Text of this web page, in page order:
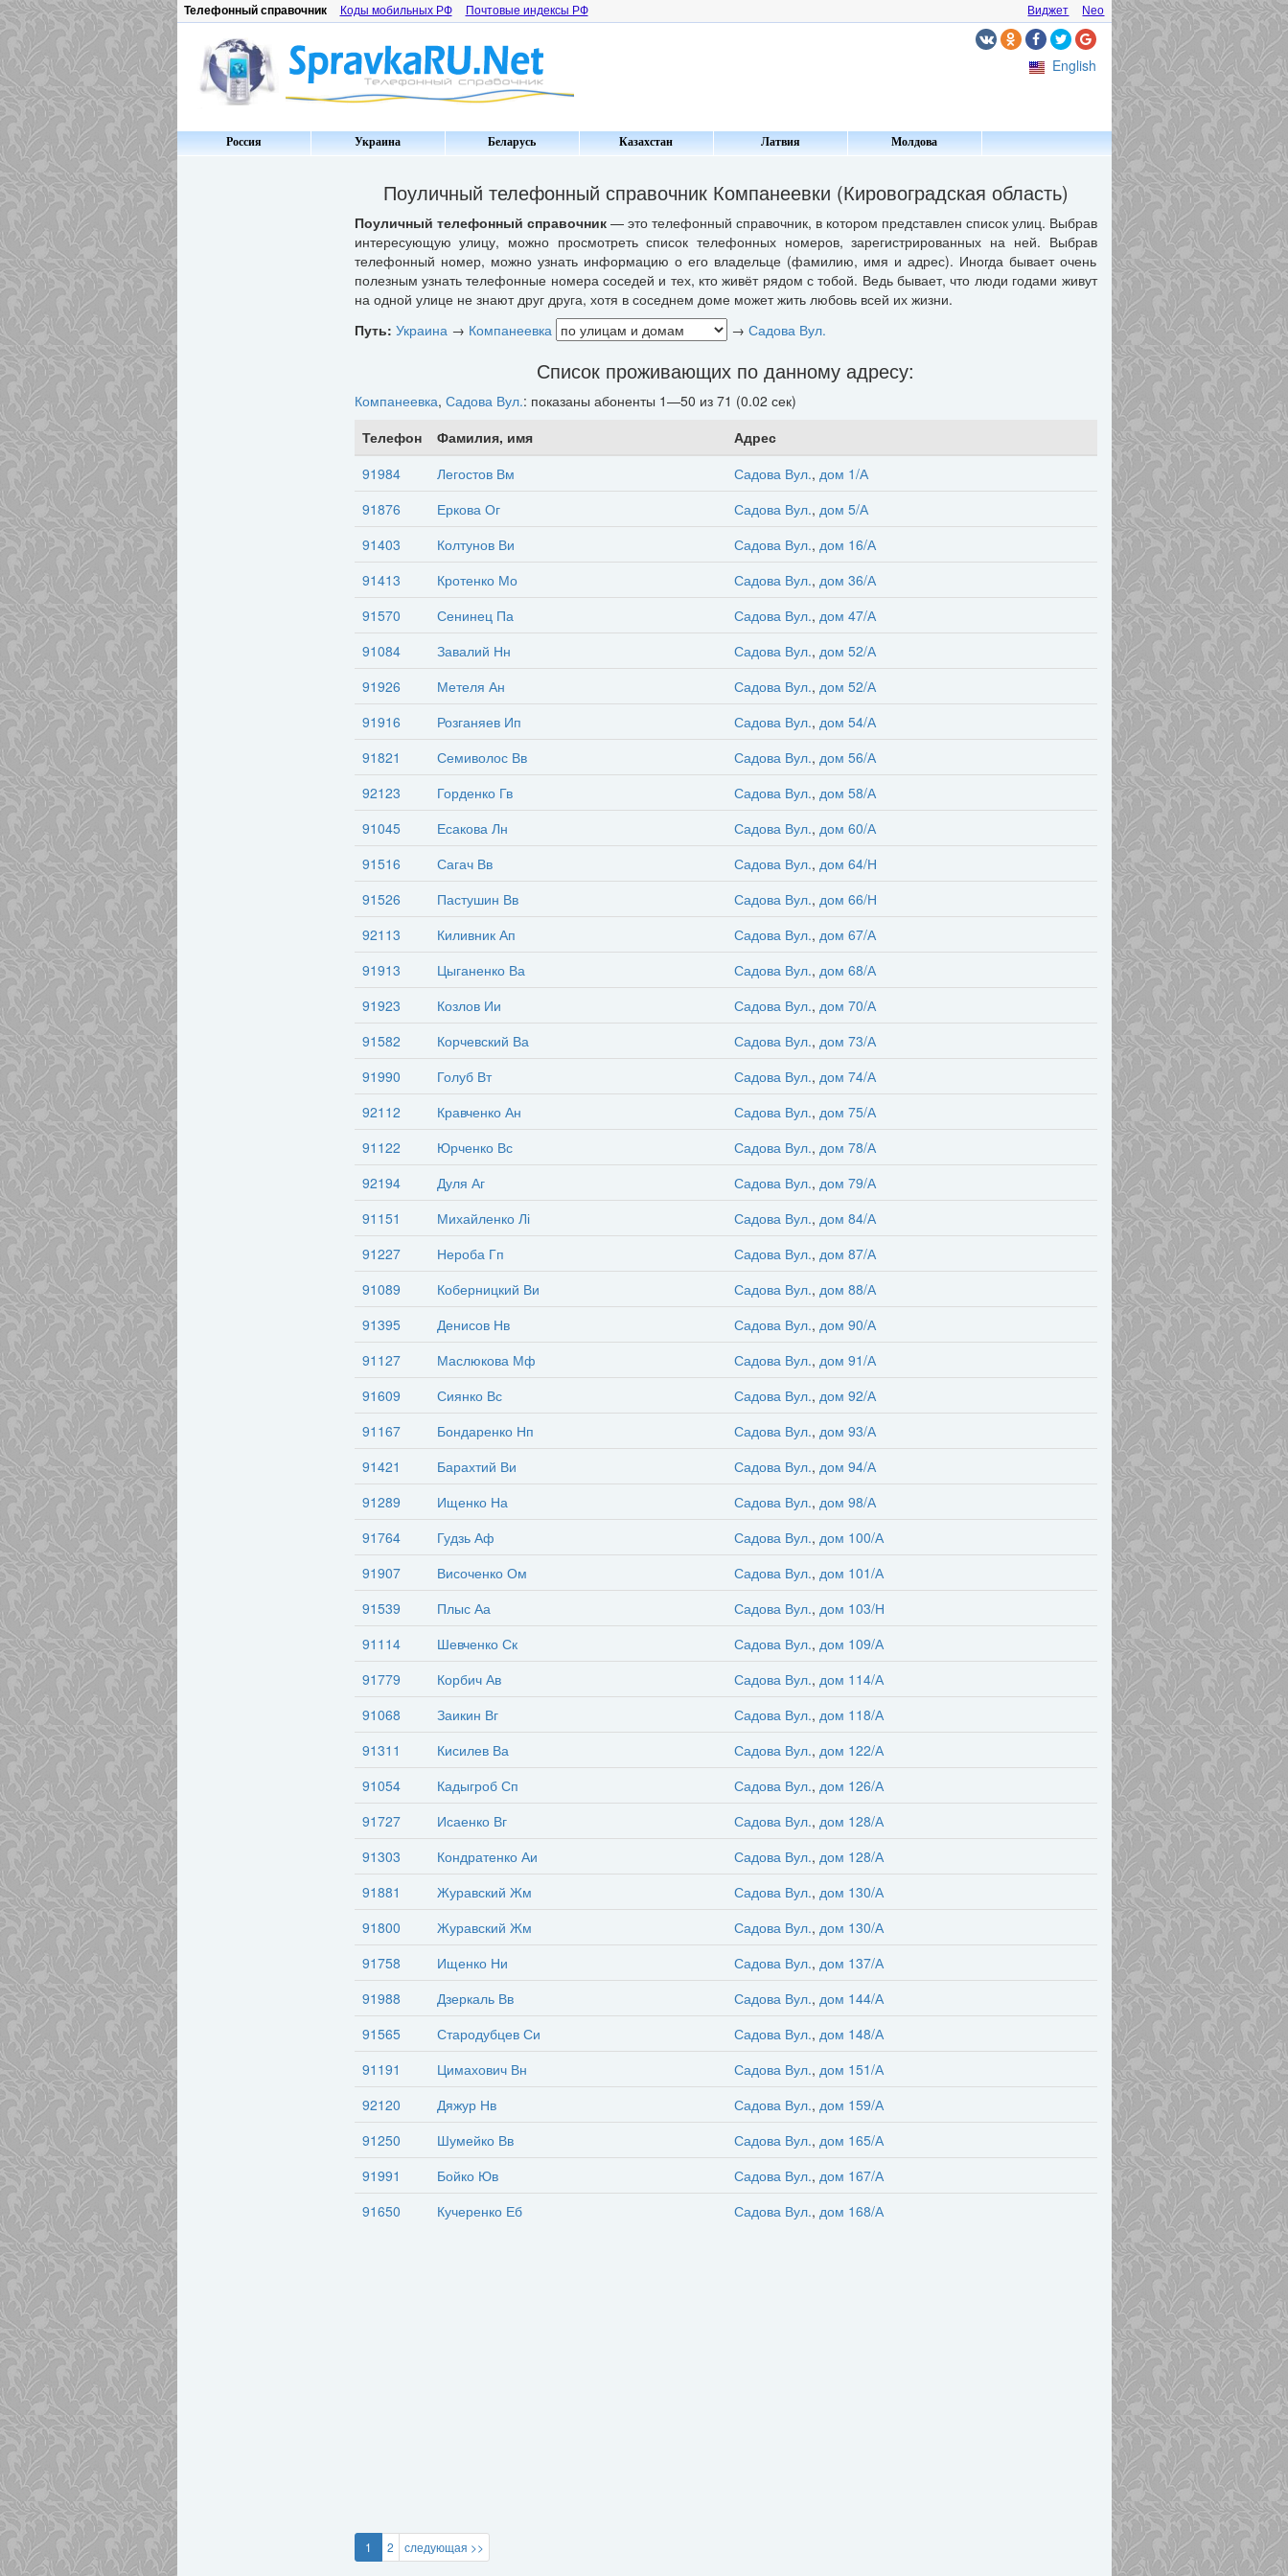
Телефонный справочник Коды мобильных РФ Почтовые индексы РФ Neo
Виджет
English
Россия Украина Беларусь Казахстан Латвия Молдова
Поуличный телефонный справочник Компанеевки (Кировоградская область)
Поуличный телефонный справочник— это телефонный справочник, в котором представлен список улиц. Выбрав
интересующую улицу, можно просмотреть список телефонных номеров, зарегистрированных на ней. Выбрав
телефонный номер, можно узнать информацию о его владельце (фамилию, имя и адрес). Иногда бывает очень
полезным узнать телефонные номера соседей и тех, кто живёт рядом с тобой. Ведь бывает, что люди годами живут
на одной улице не знают друг друга, хотя в соседнем доме может жить любовь всей их жизни.
Путь: Украина→ Компанеевка → Садова Вул.
Список проживающих по данному адресу:
Компанеевка, Садова Вул.: показаны абоненты 1—50 из 71 (0.02 сек)
Телефон
Фамилия, имя
Адрес
91984
Легостов Вм Садова Вул., дом 1/А
91876
Еркова Ог Садова Вул., дом 5/А
91403
Колтунов Ви Садова Вул., дом 16/А
91413
Кротенко Мо Садова Вул., дом 36/А
91570
Сенинец Па Садова Вул., дом 47/А
91084
Завалий Нн Садова Вул., дом 52/А
91926
Метеля Ан Садова Вул., дом 52/А
91916
Розганяев Ип Садова Вул., дом 54/А
91821
Семиволос Вв Садова Вул., дом 56/А
92123
Горденко Гв Садова Вул., дом 58/А
91045
Есакова Лн Садова Вул., дом 60/А
91516
Сагач Вв Садова Вул., дом 64/Н
91526
Пастушин Вв Садова Вул., дом 66/Н
92113
Киливник Ап Садова Вул., дом 67/А
91913
Цыганенко Ва Садова Вул., дом 68/А
91923
Козлов Ии Садова Вул., дом 70/А
91582
Корчевский Ва Садова Вул., дом 73/А
91990
Голуб Вт Садова Вул., дом 74/А
92112
Кравченко Ан Садова Вул., дом 75/А
91122
Юрченко Вс Садова Вул., дом 78/А
92194
Дуля Аг Садова Вул., дом 79/А
91151
Михайленко Лі Садова Вул., дом 84/А
91227
Нероба Гп Садова Вул., дом 87/А
91089
Коберницкий Ви Садова Вул., дом 88/А
91395
Денисов Нв Садова Вул., дом 90/А
91127
Маслюкова Мф Садова Вул., дом 91/А
91609
Сиянко Вс Садова Вул., дом 92/А
91167
Бондаренко Нп Садова Вул., дом 93/А
91421
Барахтий Ви Садова Вул., дом 94/А
91289
Ищенко На Садова Вул., дом 98/А
91764
Гудзь Аф Садова Вул., дом 100/А
91907
Височенко Ом Садова Вул., дом 101/А
91539
Плыс Аа Садова Вул., дом 103/Н
91114
Шевченко Ск Садова Вул., дом 109/А
91779
Корбич Ав Садова Вул., дом 114/А
91068
Заикин Вг Садова Вул., дом 118/А
91311
Кисилев Ва Садова Вул., дом 122/А
91054
Кадыгроб Сп Садова Вул., дом 126/А
91727
Исаенко Вг Садова Вул., дом 128/А
91303
Кондратенко Аи Садова Вул., дом 128/А
91881
Журавский Жм Садова Вул., дом 130/А
91800
Журавский Жм Садова Вул., дом 130/А
91758
Ищенко Ни Садова Вул., дом 137/А
91988
Дзеркаль Вв Садова Вул., дом 144/А
91565
Стародубцев Си Садова Вул., дом 148/А
91191
Цимахович Вн Садова Вул., дом 151/А
92120
Дяжур Нв Садова Вул., дом 159/А
91250
Шумейко Вв Садова Вул., дом 165/А
91991
Бойко Юв Садова Вул., дом 167/А
91650
Кучеренко Еб Садова Вул., дом 168/А
1 2 следующая >>